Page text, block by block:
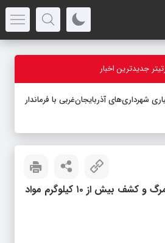
جدیدترین اخبار
شهرداری‌های آذربایجان‌غربی با فرماندار
انهدام باند سوداگران مرگ و کشف بیش از ۱۰ کیلوگرم مواد